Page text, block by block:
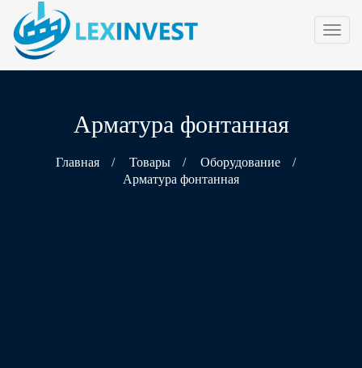
Арматура фонтанная
Главная / Товары / Оборудование
/
Арматура фонтанная